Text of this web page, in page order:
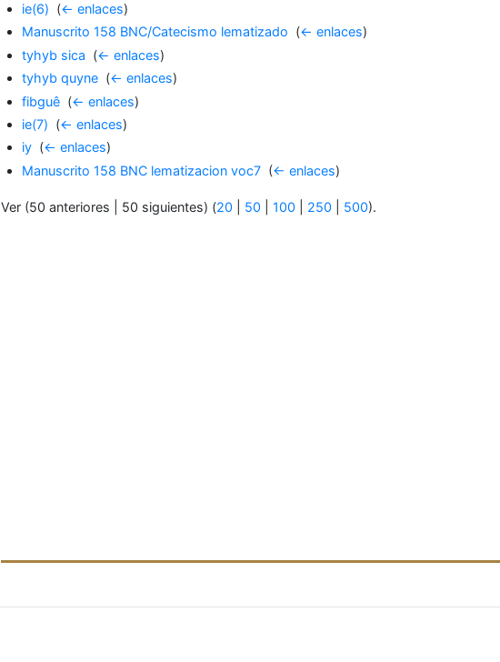
ie(6) (← enlaces)
Manuscrito 158 BNC/Catecismo lematizado (← enlaces)
tyhyb sica (← enlaces)
tyhyb quyne (← enlaces)
fibguê (← enlaces)
ie(7) (← enlaces)
iy (← enlaces)
Manuscrito 158 BNC lematizacion voc7 (← enlaces)
Ver (50 anteriores | 50 siguientes) (20 50 100 250 500).